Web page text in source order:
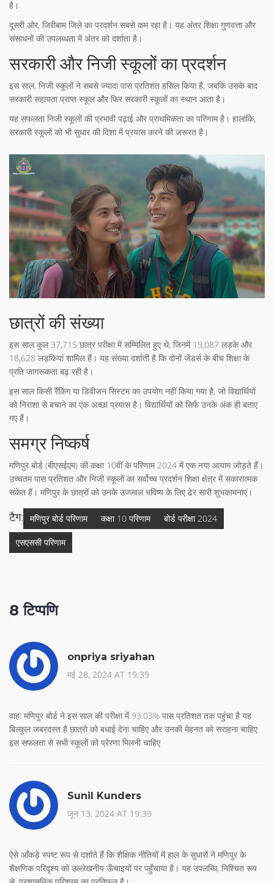
है।
दूसरी ओर, जिरीबाम जिले का प्रदर्शन सबसे कम रहा है। यह अंतर शिक्षा गुणवत्ता और
संसाधनों की उपलब्धता में अंतर को दर्शाता है।
सरकारी और निजी स्कूलों का प्रदर्शन
इस साल, निजी स्कूलों ने सबसे ज्यादा पास प्रतिशत हसिल किया है, जबकि उसके बाद
सरकारी सहायता प्राप्त स्कूल और फिर सरकारी स्कूलों का स्थान आता है।
यह सफलता निजी स्कूलों की प्रभावी पढ़ाई और प्राथमिकता का परिणाम है। हालांकि,
सरकारी स्कूलों को भी सुधार की दिशा में प्रयास करने की जरूरत है।
छात्रों की संख्या
इस साल कुल 37,715 छात्र परीक्षा में सम्मिलित हुए थे, जिनमें 19,087 लड़के और
18,628 लड़कियां शामिल हैं। यह संख्या दर्शाती है कि दोनों जेंडर्स के बीच शिक्षा के
प्रति जागरूकता बढ़ रही है।
इस साल किसी रैंकिंग या डिवीजन सिस्टम का उपयोग नहीं किया गया है, जो विद्यार्थियों
को निराशा से बचाने का एक अच्छा प्रयास है। विद्यार्थियों को सिर्फ उनके अंक ही बताए
गए हैं।
समग्र निष्कर्ष
मणिपुर बोर्ड (बीएसईएम) की कक्षा 10वीं के परिणाम 2024 में एक नया आयाम जोड़ते हैं।
उच्चतम पास प्रतिशत और निजी स्कूलों का सर्वोच्च प्रदर्शन शिक्षा क्षेत्र में सकारात्मक
संकेत हैं। मणिपुर के छात्रों को उनके उज्ज्वल भविष्य के लिए ढेर सारी शुभकामनाएं।
टैग: मणिपुर बोर्ड परिणाम कक्षा 10 परिणाम बोर्ड परीक्षा 2024
एसएससी परिणाम
8 टिप्पणि
onpriya sriyahan
मई 28, 2024 AT 19:39
वाह! मणिपुर बोर्ड ने इस साल की परीक्षा में 93.03% पास प्रतिशत तक पहुंचा है यह
बिल्कुल जबरदस्त है छात्रो को बधाई देना चाहिए और उनकी मेहनत को सराहना चाहिए
इस सफलता से सभी स्कूलों को प्रेरणा मिलनी चाहिए
Sunil Kunders
जून 13, 2024 AT 19:39
ऐसे आँकड़े स्पष्ट रूप से दर्शाते हैं कि शैक्षिक नीतियों में हाल के सुधारों ने मणिपुर के
शैक्षणिक परिदृश्य को उल्लेखनीय ऊँचाइयों पर पहुँचाया है। यह उपलब्धि, निश्चित रूप